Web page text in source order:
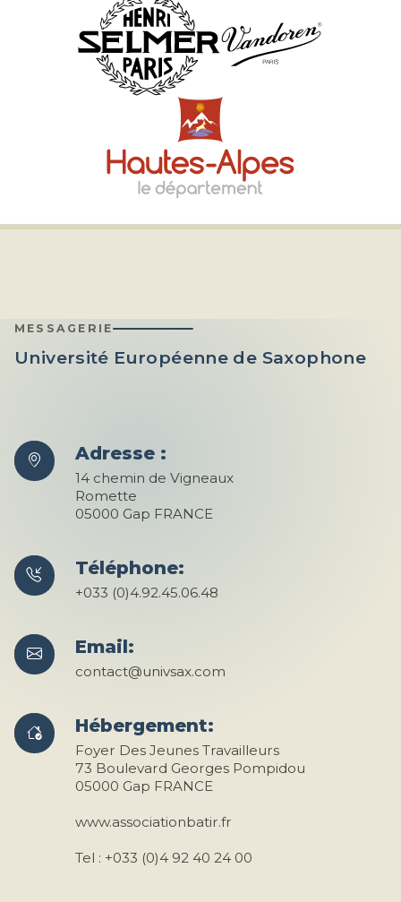
MESSAGERIE
Université Européenne de Saxophone
Adresse :
14 chemin de Vigneaux
Romette
05000 Gap FRANCE
Téléphone:
+033 (0)4.92.45.06.48
Email:
contact@univsax.com
Hébergement:
Foyer Des Jeunes Travailleurs
73 Boulevard Georges Pompidou
05000 Gap FRANCE
www.associationbatir.fr
Tel : +033 (0)4 92 40 24 00